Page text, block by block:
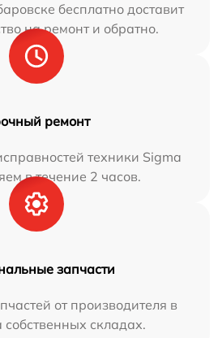
бесплатно доставит
на ремонт и обратно.
ремонт
техники Sigma
в течение 2 часов.
запчасти
от производителя в
складах.